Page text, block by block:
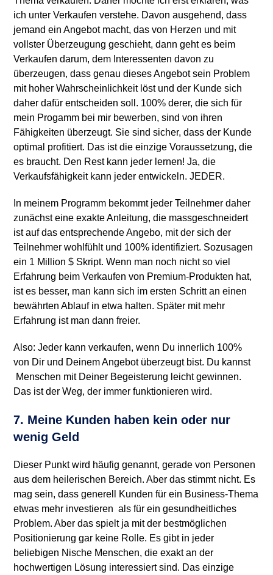
ich unter Verkaufen verstehe. Davon ausgehend, dass
jemand ein Angebot macht, das von Herzen und mit
vollster Überzeugung geschieht, dann geht es beim
Verkaufen darum, dem Interessenten davon zu
überzeugen, dass genau dieses Angebot sein Problem
mit hoher Wahrscheinlichkeit löst und der Kunde sich
daher dafür entscheiden soll. 100% derer, die sich für
mein Progamm bei mir bewerben, sind von ihren
Fähigkeiten überzeugt. Sie sind sicher, dass der Kunde
optimal profitiert. Das ist die einzige Voraussetzung, die
es braucht. Den Rest kann jeder lernen! Ja, die
Verkaufsfähigkeit kann jeder entwickeln. JEDER.
In meinem Programm bekommt jeder Teilnehmer daher
zunächst eine exakte Anleitung, die massgeschneidert
ist auf das entsprechende Angebo, mit der sich der
Teilnehmer wohlfühlt und 100% identifiziert. Sozusagen
ein 1 Million $ Skript. Wenn man noch nicht so viel
Erfahrung beim Verkaufen von Premium-Produkten hat,
ist es besser, man kann sich im ersten Schritt an einen
bewährten Ablauf in etwa halten. Später mit mehr
Erfahrung ist man dann freier.
Also: Jeder kann verkaufen, wenn Du innerlich 100%
von Dir und Deinem Angebot überzeugt bist. Du kannst
Menschen mit Deiner Begeisterung leicht gewinnen.
Das ist der Weg, der immer funktionieren wird.
7. Meine Kunden haben kein oder nur
wenig Geld
Dieser Punkt wird häufig genannt, gerade von Personen
aus dem heilerischen Bereich. Aber das stimmt nicht. Es
mag sein, dass generell Kunden für ein Business-Thema
etwas mehr investieren als für ein gesundheitliches
Problem. Aber das spielt ja mit der bestmöglichen
Positionierung gar keine Rolle. Es gibt in jeder
beliebigen Nische Menschen, die exakt an der
hochwertigen Lösung interessiert sind. Das einzige